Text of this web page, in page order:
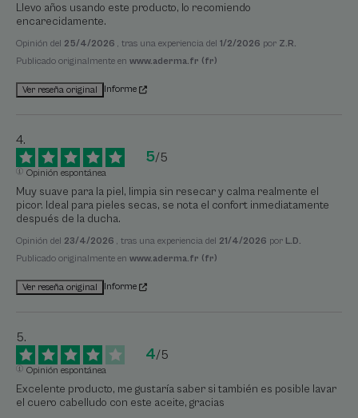
Llevo años usando este producto, lo recomiendo
encarecidamente.
Opinión del 25/4/2026 , tras una experiencia del 1/2/2026 por Z.R.
Publicado originalmente en www.aderma.fr (fr)
Ver reseña original Informe
5/5
Opinión espontánea
Muy suave para la piel, limpia sin resecar y calma realmente el
picor. Ideal para pieles secas, se nota el confort inmediatamente
después de la ducha.
Opinión del 23/4/2026 , tras una experiencia del 21/4/2026 por L.D.
Publicado originalmente en www.aderma.fr (fr)
Ver reseña original Informe
4/5
Opinión espontánea
Excelente producto, me gustaría saber si también es posible lavar
el cuero cabelludo con este aceite, gracias